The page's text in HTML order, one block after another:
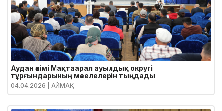
Аудан әкімі Мақтаарал ауылдық округі
тұрғындарының мәселелерін тыңдады
04.04.2026 | АЙМАҚ